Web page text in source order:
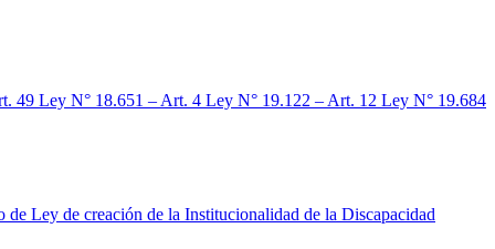
49 Ley N° 18.651 – Art. 4 Ley N° 19.122 – Art. 12 Ley N° 19.684
de creación de la Institucionalidad de la Discapacidad